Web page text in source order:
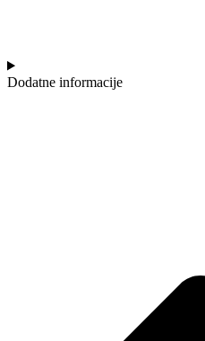
Dodatne informacije